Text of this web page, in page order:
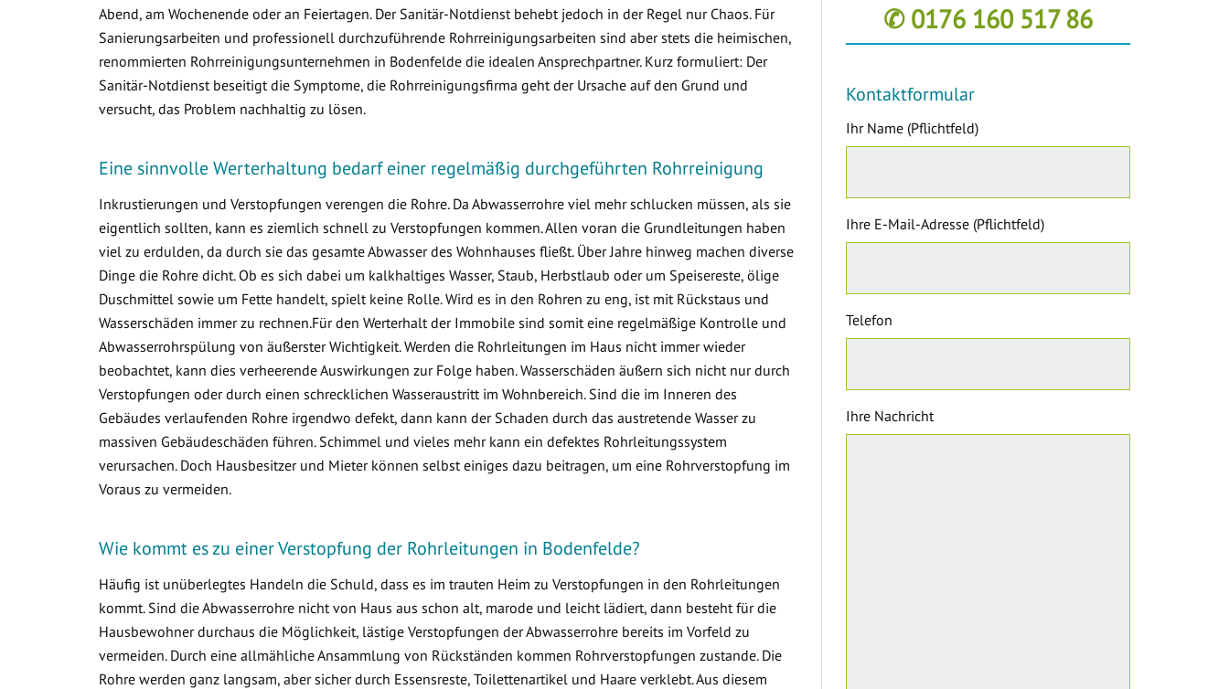
Abend, am Wochenende oder an Feiertagen. Der Sanitär-Notdienst behebt jedoch in der Regel nur Chaos. Für
Sanierungsarbeiten und professionell durchzuführende Rohrreinigungsarbeiten sind aber stets die heimischen,
renommierten Rohrreinigungsunternehmen in Bodenfelde die idealen Ansprechpartner. Kurz formuliert: Der
Sanitär-Notdienst beseitigt die Symptome, die Rohrreinigungsfirma geht der Ursache auf den Grund und
versucht, das Problem nachhaltig zu lösen.
Eine sinnvolle Werterhaltung bedarf einer regelmäßig durchgeführten Rohrreinigung
Inkrustierungen und Verstopfungen verengen die Rohre. Da Abwasserrohre viel mehr schlucken müssen, als sie
eigentlich sollten, kann es ziemlich schnell zu Verstopfungen kommen. Allen voran die Grundleitungen haben
viel zu erdulden, da durch sie das gesamte Abwasser des Wohnhauses fließt. Über Jahre hinweg machen diverse
Dinge die Rohre dicht. Ob es sich dabei um kalkhaltiges Wasser, Staub, Herbstlaub oder um Speisereste, ölige
Duschmittel sowie um Fette handelt, spielt keine Rolle. Wird es in den Rohren zu eng, ist mit Rückstaus und
Wasserschäden immer zu rechnen.Für den Werterhalt der Immobile sind somit eine regelmäßige Kontrolle und
Abwasserrohrspülung von äußerster Wichtigkeit. Werden die Rohrleitungen im Haus nicht immer wieder
beobachtet, kann dies verheerende Auswirkungen zur Folge haben. Wasserschäden äußern sich nicht nur durch
Verstopfungen oder durch einen schrecklichen Wasseraustritt im Wohnbereich. Sind die im Inneren des
Gebäudes verlaufenden Rohre irgendwo defekt, dann kann der Schaden durch das austretende Wasser zu
massiven Gebäudeschäden führen. Schimmel und vieles mehr kann ein defektes Rohrleitungssystem
verursachen. Doch Hausbesitzer und Mieter können selbst einiges dazu beitragen, um eine Rohrverstopfung im
Voraus zu vermeiden.
Wie kommt es zu einer Verstopfung der Rohrleitungen in Bodenfelde?
Häufig ist unüberlegtes Handeln die Schuld, dass es im trauten Heim zu Verstopfungen in den Rohrleitungen
kommt. Sind die Abwasserrohre nicht von Haus aus schon alt, marode und leicht lädiert, dann besteht für die
Hausbewohner durchaus die Möglichkeit, lästige Verstopfungen der Abwasserrohre bereits im Vorfeld zu
vermeiden. Durch eine allmähliche Ansammlung von Rückständen kommen Rohrverstopfungen zustande. Die
Rohre werden ganz langsam, aber sicher durch Essensreste, Toilettenartikel und Haare verklebt. Aus diesem
✆ 0176 160 517 86
Kontaktformular
Ihr Name (Pflichtfeld)
Ihre E-Mail-Adresse (Pflichtfeld)
Telefon
Ihre Nachricht